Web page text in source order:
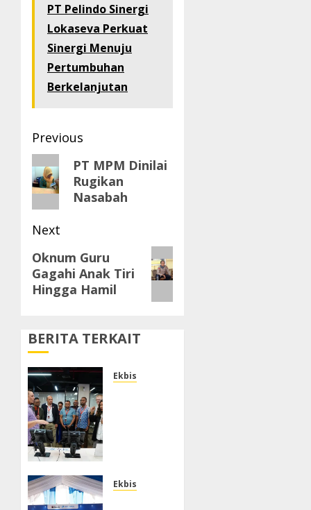
PT Pelindo Sinergi
Lokaseva Perkuat
Sinergi Menuju
Pertumbuhan
Berkelanjutan
Post
navigation
Previous
Previous
post:
PT MPM Dinilai
Rugikan
Nasabah
Next
Next
post:
Oknum Guru
Gagahi Anak Tiri
Hingga Hamil
BERITA TERKAIT
Ekbis
Modernisasi
Ekbis